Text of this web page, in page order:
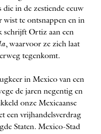
die in de zestiende eeuw
wist te ontsnappen en in
schrijft Ortiz aan een
, waarvoor ze zich laat
tegenkomt.
in Mexico van een
de jaren negentig en
onze Mexicaanse
een vrijhandelsverdrag
Staten. Mexico-Stad